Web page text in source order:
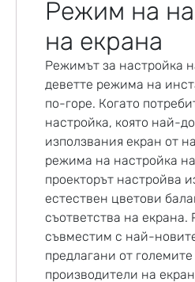
Режим на
на екрана
Режимът за настройка
деветте режима на
по-горе. Когато
настройка, която най-
използвания екран от
режима на настройка
проекторът настройва
естествен цветови
съответства на екрана.
съвместим с най-
предлагани от
производители на